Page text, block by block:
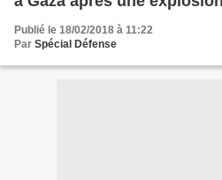
Publié le 18/02/2018 à 11:22
Par Spécial Défense